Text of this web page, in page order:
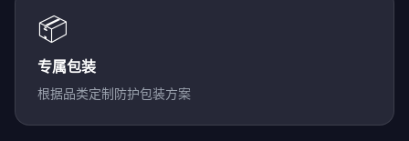
📦
专属包装
根据品类定制防护包装方案